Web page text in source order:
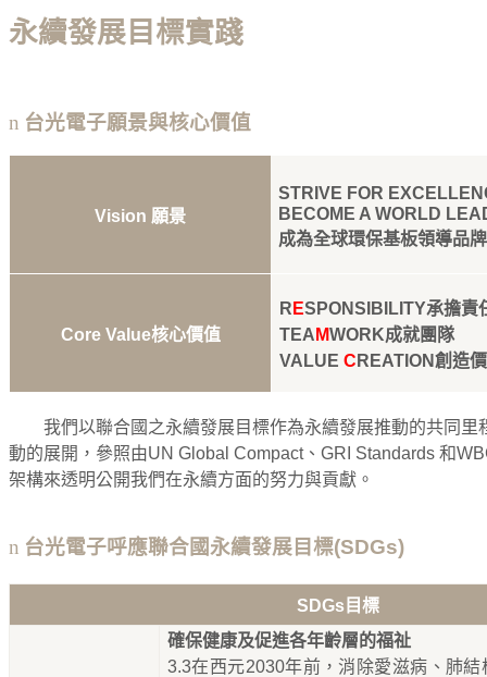
永續發展目標實踐
n 台光電子願景與核心價值
Vision 願景
STRIVE FOR
BECOME A WORLD
成為全球環保基板領導品牌
Core Value核心價值
R ESPONSIBILITY承擔責
TEA MWORK成就團隊
VALUEC REATION創造
我們以聯合國之永續發展目標作為永續發展推動的共同
動的展開，參照由UN Global Compact、 GRI Standards 和
架構來透明公開我們在永續方面的努力與貢獻。
n 台光電子呼應聯合國永續發展目標(SDGs)
SDGs 目標
確保健康及促進各年齡層的福祉
3.3在西元2030年前，消除愛滋病、肺